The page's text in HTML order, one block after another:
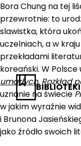
BIBLIOTEKI
Bora Chung na tej
przewrotnie: to
slawistka, która
uczelniach, a w
przekładami
koreański. W Polsce
umarłych,Rozkład
uznanie na świecie
w jakim wyraźnie
i Brunona
jako źródło swoich